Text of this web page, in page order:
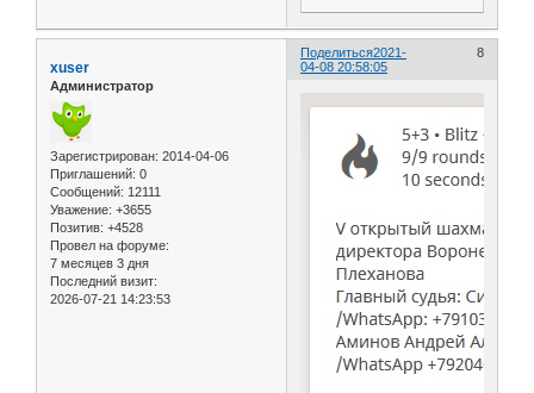
Поделиться 8
2021-
04-08 20:58:05
xuser
Администратор
Зарегистрирован: 2014-04-06
Приглашений: 0
Сообщений: 12111
Уважение: +3655
Позитив: +4528
Провел на форуме:
7 месяцев 3 дня
Последний визит:
2026-07-21 14:23:53